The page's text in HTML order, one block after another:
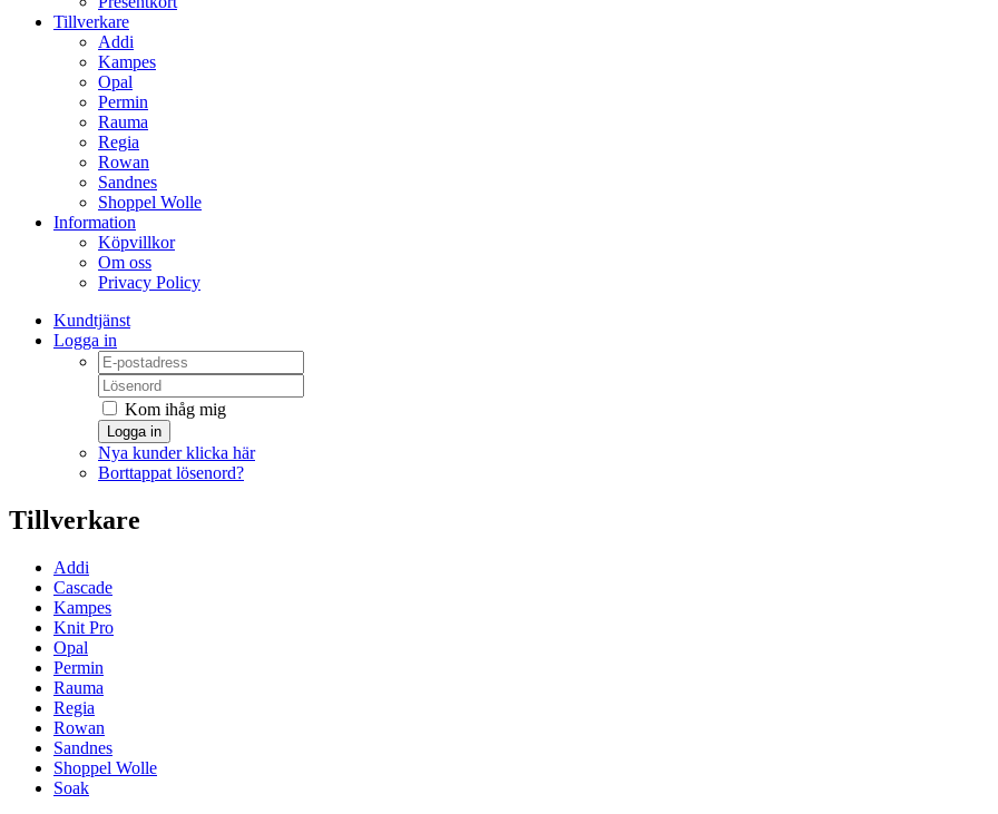
Tillverkare
Addi
Kampes
Opal
Permin
Rauma
Regia
Rowan
Sandnes
Shoppel Wolle
Information
Köpvillkor
Om oss
Privacy Policy
Kundtjänst
Logga in
Kom ihåg mig
Logga in
Nya kunder klicka här
Borttappat lösenord?
Tillverkare
Addi
Cascade
Kampes
Knit Pro
Opal
Permin
Rauma
Regia
Rowan
Sandnes
Shoppel Wolle
Soak